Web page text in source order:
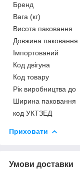
Бренд
Вага (кг)
Висота паковання
Довжина паковання
Імпортований
Код двігуна
Код товару
Рік виробництва до
Ширина паковання
код УКТЗЕД
Приховати
Умови доставки